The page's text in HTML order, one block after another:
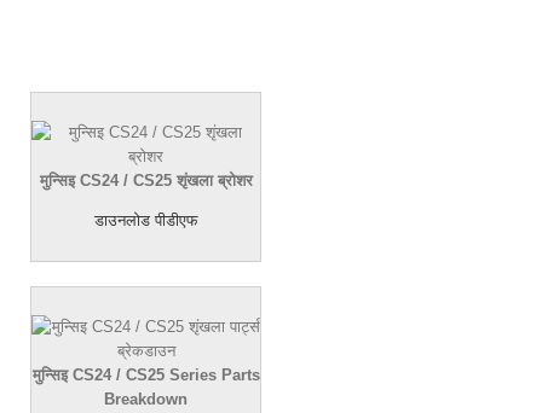
मुन्सिइ CS24 / CS25 शृंखला ब्रोशर
डाउनलोड पीडीएफ
मुन्सिइ CS24 / CS25 Series Parts
Breakdown